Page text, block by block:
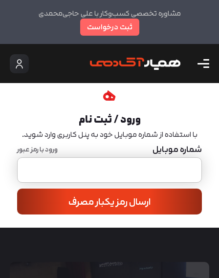
مشاوره تخصصی کسب‌وکار با علی حاجی‌محمدی
ثبت درخواست
ورود / ثبت نام
با استفاده از شماره موبایل خود به پنل کاربری وارد شوید.
شماره موبایل ورود با رمز عبور
ارسال رمز یکبار مصرف